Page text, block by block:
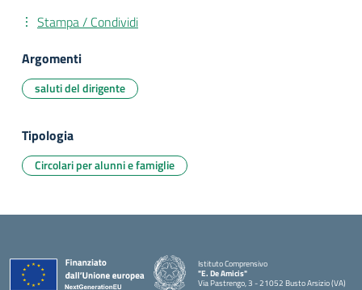
Stampa / Condividi
Argomenti
saluti del dirigente
Tipologia
Circolari per alunni e famiglie
Istituto Comprensivo
"E. De Amicis"
Via Pastrengo, 3 - 21052 Busto Arsizio (VA)